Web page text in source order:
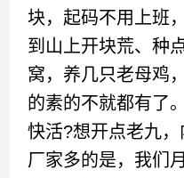
块，起码不用上班
到山上开块荒、种
窝，养几只老母鸡
的素的不就都有了
快活?想开点老九
厂家多的是，我们